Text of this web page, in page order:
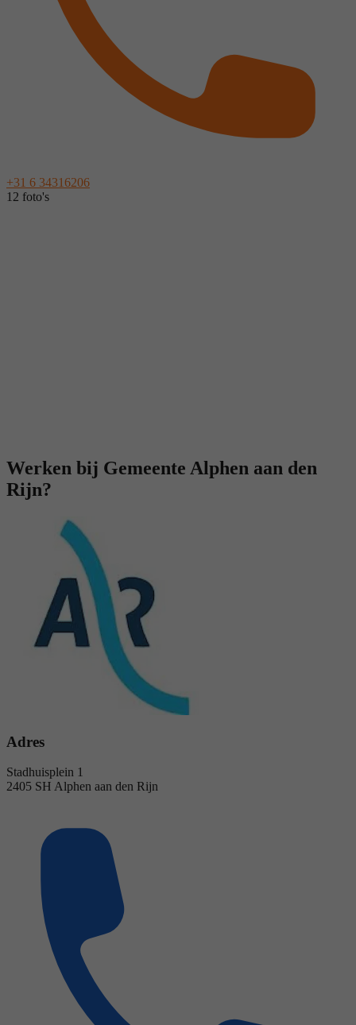
+31 6 34316206
12 foto's
Werken bij Gemeente Alphen aan den
Rijn?
Adres
Stadhuisplein 1
2405 SH Alphen aan den Rijn